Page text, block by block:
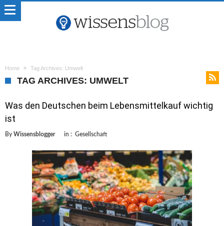
Home Tag Archives: Umwelt
TAG ARCHIVES: UMWELT
Was den Deutschen beim Lebensmittelkauf wichtig
ist
By Wissensblogger in : Gesellschaft